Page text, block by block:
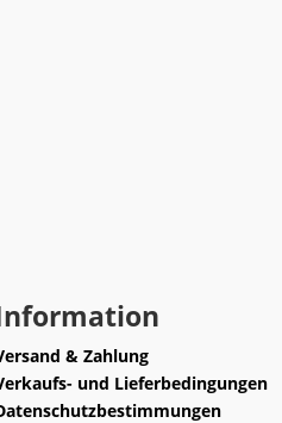
& Zahlung
und Lieferbedingungen